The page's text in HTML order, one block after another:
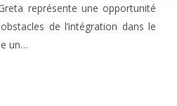
représente une opportunité
de l’intégration dans le
un…